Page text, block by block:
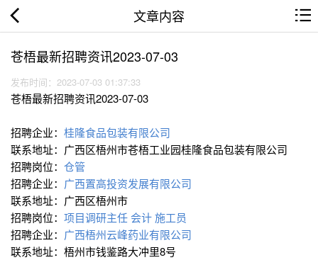
文章内容
苍梧最新招聘资讯2023-07-03
发布时间：2023-07-03 01:37:33
苍梧最新招聘资讯2023-07-03
招聘企业： 桂隆食品包装有限公司
联系地址：广西区梧州市苍梧工业园桂隆食品包装有限公司
招聘岗位： 仓管
招聘企业： 广西置高投资发展有限公司
联系地址：广西区梧州市
招聘岗位： 项目调研主任会计施工员
招聘企业： 广西梧州云峰药业有限公司
联系地址：梧州市钱鉴路大冲里8号